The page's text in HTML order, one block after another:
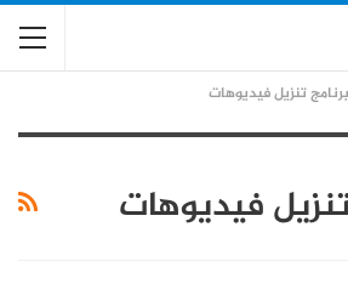
تنزيل فيديوهات
فيديوهات